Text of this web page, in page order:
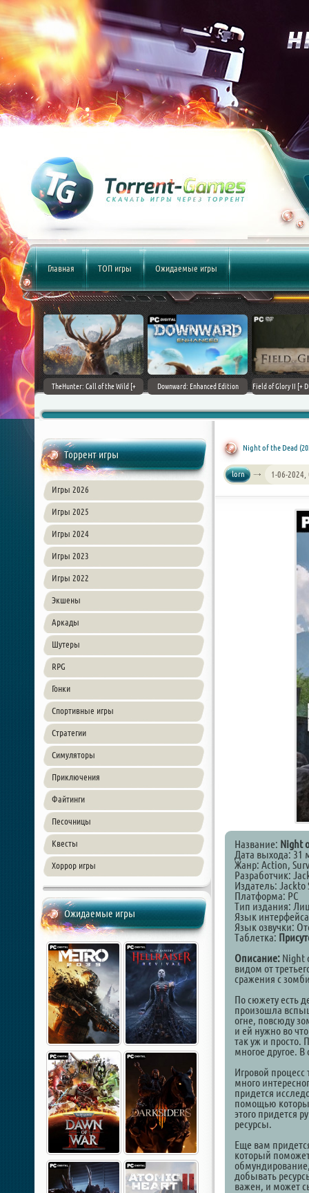
Главная ТОП игры Ожидаемые игры
(2017)
TheHunter: Call of the Wild [+
Downward: Enhanced Edition
Field of Glory II [+
Торрент игры
Игры 2026
Игры 2025
Игры 2024
Игры 2023
Игры 2022
Экшены
Аркады
Шутеры
RPG
Гонки
Спортивные игры
Стратегии
Симуляторы
Приключения
Файтинги
Песочницы
Квесты
Хоррор игры
Ожидаемые игры
Night of the Dead
lorn 1-06-2024,
Название: Night
Дата выхода: 31
Жанр: Action,
Разработчик:
Издатель: Jackto
Платформа: PC
Тип издания:
Язык
Язык озвучки:
Таблетка:
Описание: Night
видом от
сражения с
По сюжету есть
произошла
огне, повсюду
и ей нужно во
так уж и просто.
многое другое.
Игровой
много
придется
помощью
этого придется
ресурсы.
Еще вам
который
добывать
важен, и может